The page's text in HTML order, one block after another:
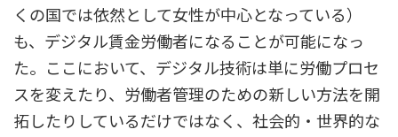
くの国では依然として女性が中心となっている）
も、デジタル賃金労働者になることが可能になっ
た。ここにおいて、デジタル技術は単に労働プロセ
スを変えたり、労働者管理のための新しい方法を開
拓したりしているだけではなく、社会的・世界的な